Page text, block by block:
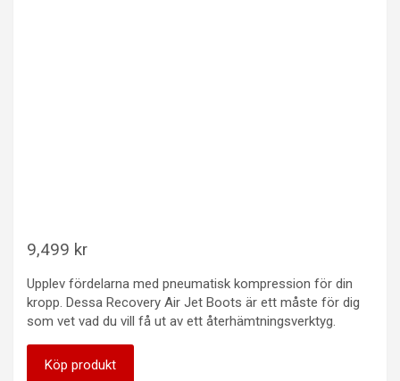
9,499 kr
Upplev fördelarna med pneumatisk kompression för din
kropp. Dessa Recovery Air Jet Boots är ett måste för dig
som vet vad du vill få ut av ett återhämtningsverktyg.
Köp produkt